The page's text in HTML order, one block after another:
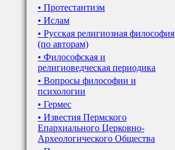
• Протестантизм
• Ислам
• Русская религиозная философия
(по авторам)
• Философская и
религиоведческая периодика
• Вопросы философии и
психологии
• Гермес
• Известия Пермского
Епархиального Церковно-
Археологического Общества